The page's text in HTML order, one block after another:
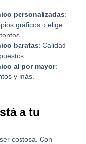
personalizadas:
gráficos o elige
baratas: Calidad
al por mayor:
y más.
a tu
costosa. Con